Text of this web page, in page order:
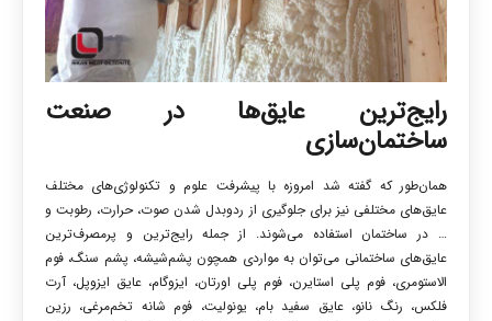
رایج‌ترین عایق‌ها در صنعت
ساختمان‌سازی
همان‌طور که گفته شد امروزه با پیشرفت علوم و تکنولوژی‌های مختلف
عایق‌های مختلفی نیز برای جلوگیری از ردوبدل شدن صوت، حرارت، رطوبت و
… در ساختمان استفاده می‌شوند. از جمله رایج‌ترین و پرمصرف‌ترین
عایق‌های ساختمانی می‌توان به مواردی همچون پشم‌شیشه، پشم سنگ، فوم
الاستومری، فوم پلی استایرن، فوم پلی اورتان، ایزوگام، عایق ایزوپل، آرت
فلکس، رنگ نانو، عایق سفید بام، یونولیت، فوم شانه تخم‌مرغی، رزین